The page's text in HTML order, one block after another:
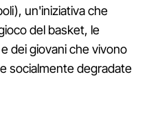
un'iniziativa che
del basket, le
dei giovani che vivono
socialmente degradate